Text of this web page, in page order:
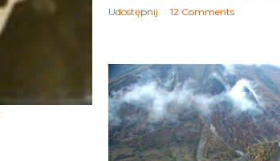
Udostępnij 12 Comments